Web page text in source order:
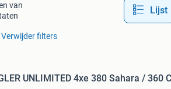
van
Lijst
Verwijder filters
UNLIMITED 4xe 380 Sahara / 360